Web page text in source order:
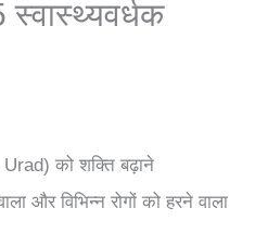
को शक्ति बढ़ाने
और विभिन्न रोगों को हरने वाला